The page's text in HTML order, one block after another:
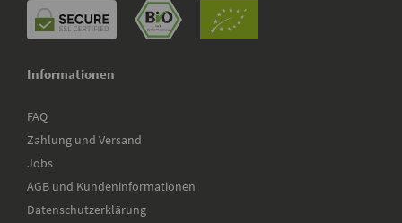
Informationen
FAQ
Zahlung und Versand
Jobs
AGB und Kundeninformationen
Datenschutzerklärung